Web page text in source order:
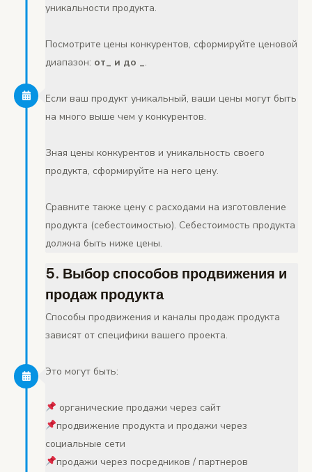
уникальности продукта.
Посмотрите цены конкурентов, сформируйте ценовой
диапазон: от_ и до _ .
Если ваш продукт уникальный, ваши цены могут быть
на много выше чем у конкурентов.
Зная цены конкурентов и уникальность своего
продукта, сформируйте на него цену.
Сравните также цену с расходами на изготовление
продукта (себестоимостью). Себестоимость продукта
должна быть ниже цены.
5. Выбор способов продвижения и
продаж продукта
Способы продвижения и каналы продаж продукта
зависят от специфики вашего проекта.
Это могут быть:
органические продажи через сайт
продвижение продукта и продажи через
социальные сети
продажи через посредников / партнеров